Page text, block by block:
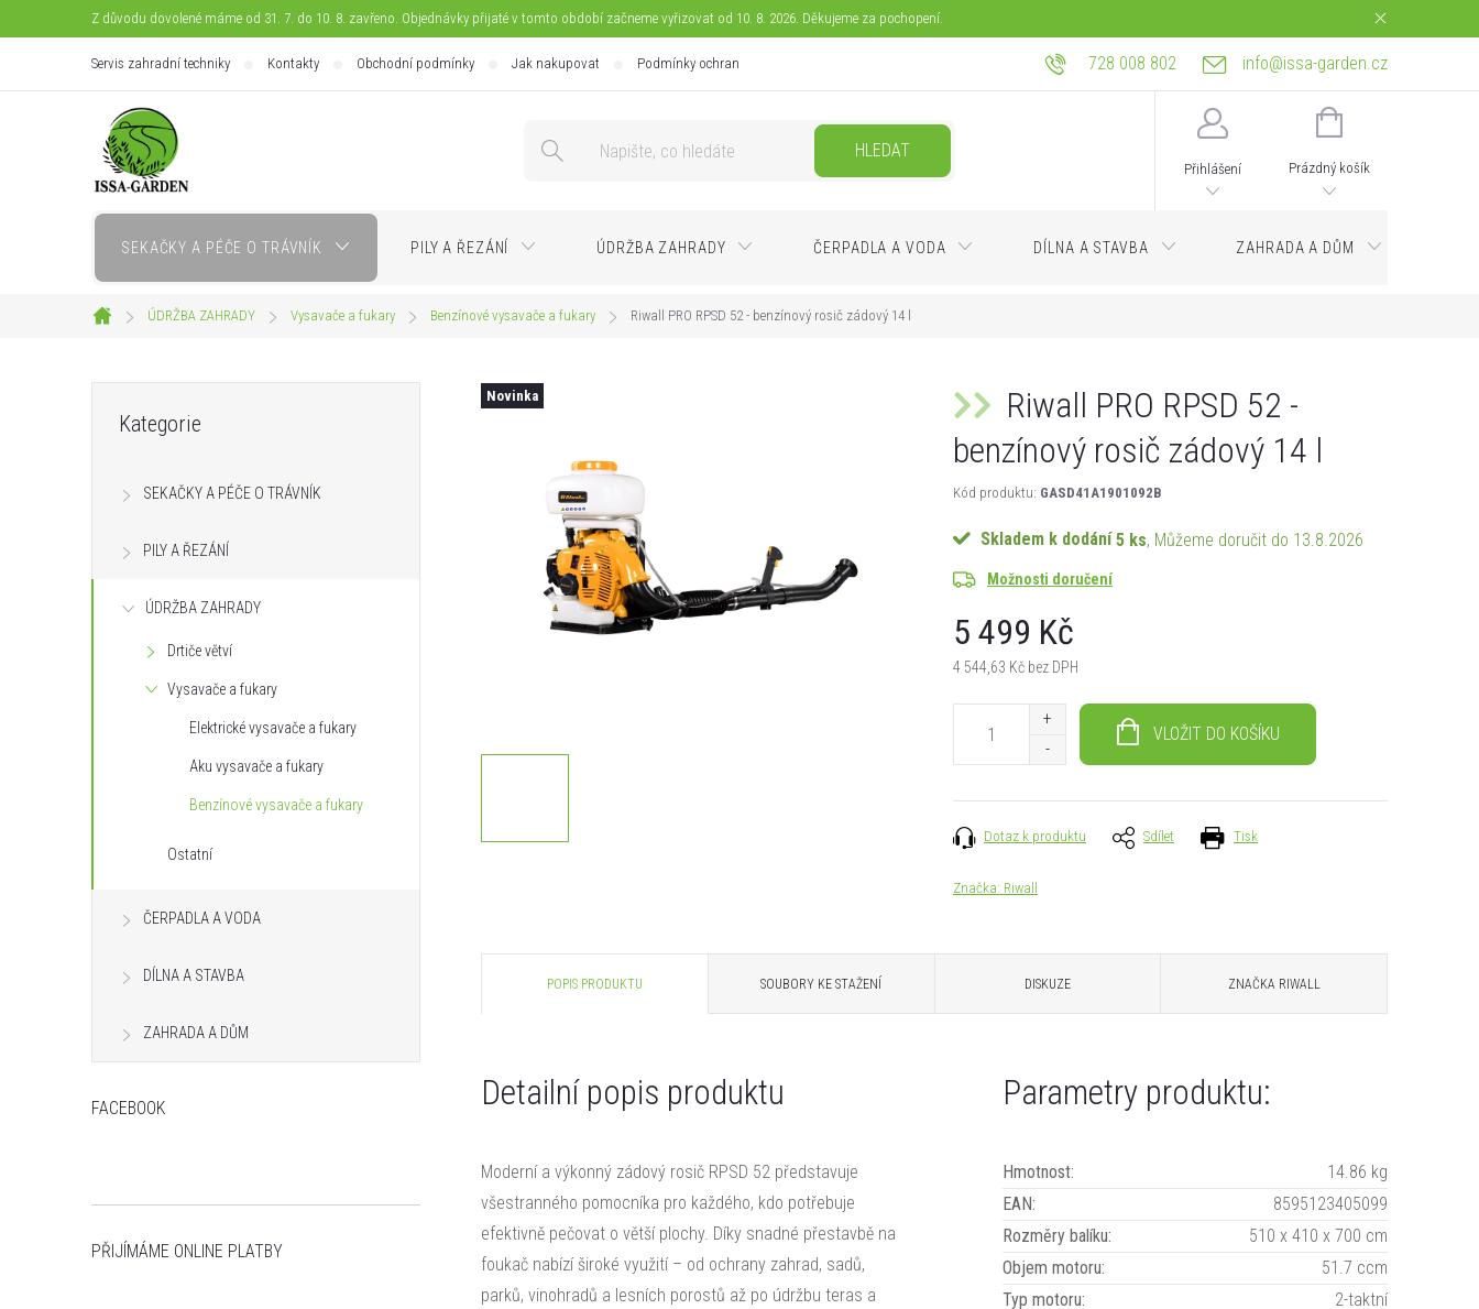
na
Z důvodu dovolené máme od 31. 7. do 10. 8. zavřeno. Objednávky přijaté v tomto období začneme vyřizovat od 10. 8. 2026. Děkujeme za pochopení.
728 008 802 info@issa-garden.cz
Servis zahradní techniky Kontakty Obchodní podmínky Jak nakupovat Podmínky ochrany osobních údajů Reklamace a práva z vadného plnění Bagrování a zemní práce
HLEDAT
Přihlášení
NÁKUPNÍ
Prázdný košík
SEKAČKY A PÉČE O TRÁVNÍK PILY A ŘEZÁNÍ ÚDRŽBA ZAHRADY ČERPADLA A VODA DÍLNA A STAVBA ZAHRADA A DŮM
Domů
ÚDRŽBA ZAHRADY Vysavače a fukary Benzínové vysavače a fukary Riwall PRO RPSD 52 - benzínový rosič zádový 14 l
t
p
e
l
kategorie
Kategorie
SEKAČKY A PÉČE O TRÁVNÍK
PILY A ŘEZÁNÍ
ÚDRŽBA ZAHRADY
Drtiče větví
Vysavače a fukary
Elektrické vysavače a fukary
Aku vysavače a fukary
Benzínové vysavače a fukary
Ostatní
ČERPADLA A VODA
DÍLNA A STAVBA
ZAHRADA A DŮM
FACEBOOK
PŘIJÍMÁME ONLINE PLATBY
Novinka
Riwall PRO RPSD 52 -
benzínový rosič zádový 14 l
Kód produktu: GASD41A1901092B
Skladem k dodání 5 ks 13.8.2026
Možnosti doručení
5 499 Kč
4 544,63 Kč bez DPH
VLOŽIT DO KOŠÍKU
Tisk
Dotaz k produktu Sdílet
Značka: Riwall
POPIS PRODUKTU SOUBORY KE STAŽENÍ DISKUZE ZNAČKA RIWALL
Detailní popis produktu
Moderní a výkonný zádový rosič RPSD 52 představuje
všestranného pomocníka pro každého, kdo potřebuje
efektivně pečovat o větší plochy. Díky snadné přestavbě na
foukač nabízí široké využití – od ochrany zahrad, sadů,
parků, vinohradů a lesních porostů až po údržbu teras a
Parametry produktu:
Hmotnost:
14.86 kg
EAN:
8595123405099
Rozměry balíku:
510 x 410 x 700 cm
Objem motoru:
51.7 ccm
Typ motoru:
2-taktní